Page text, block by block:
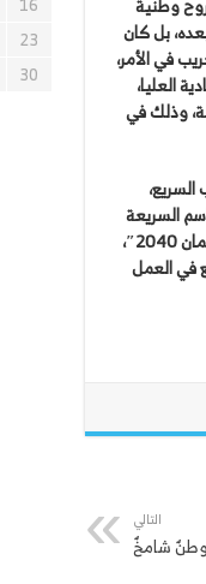
بل كان
في الأمر،
العليا،
الشاملة، وذلك في
السريعة
ويمضي، ولكنه حتماً لن يسير مع الأهداف الكبيرة والدائمة للوطن، وذلك وفقاً للرؤية المستقبلية “عمان 2040″،
في العمل
التالي
شامخٌ
16
23
30